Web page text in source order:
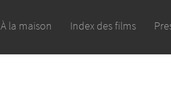
À la maison Index des films